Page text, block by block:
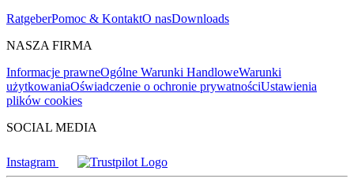
RatgeberPomoc & KontaktO nasDownloads
NASZA FIRMA
Informacje prawneOgólne Warunki HandloweWarunki
użytkowaniaOświadczenie o ochronie prywatnościUstawienia
plików cookies
SOCIAL MEDIA
Instagram